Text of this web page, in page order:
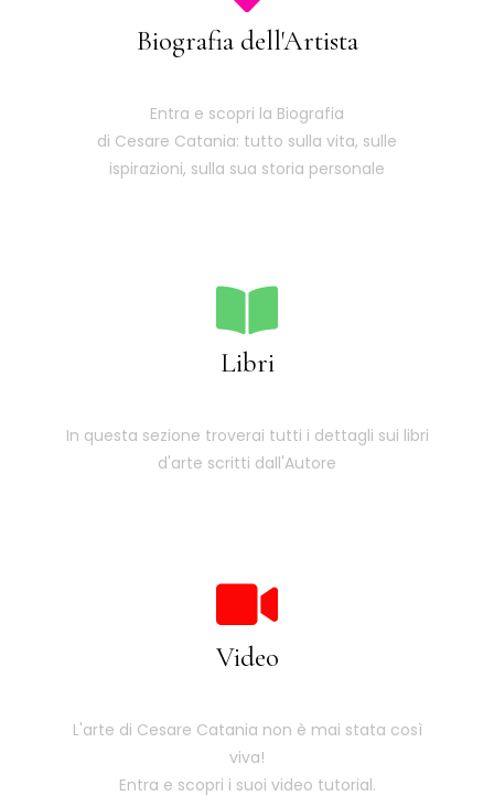
Biografia dell'Artista
Entra e scopri la Biografia
di Cesare Catania: tutto sulla vita, sulle
ispirazioni, sulla sua storia personale
Libri
In questa sezione troverai tutti i dettagli sui libri
d'arte scritti dall'Autore
Video
L'arte di Cesare Catania non è mai stata così
viva!
Entra e scopri i suoi video tutorial.